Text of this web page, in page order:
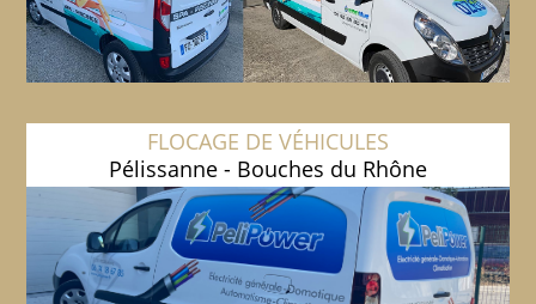
FLOCAGE DE VÉHICULES
Pélissanne - Bouches du Rhône